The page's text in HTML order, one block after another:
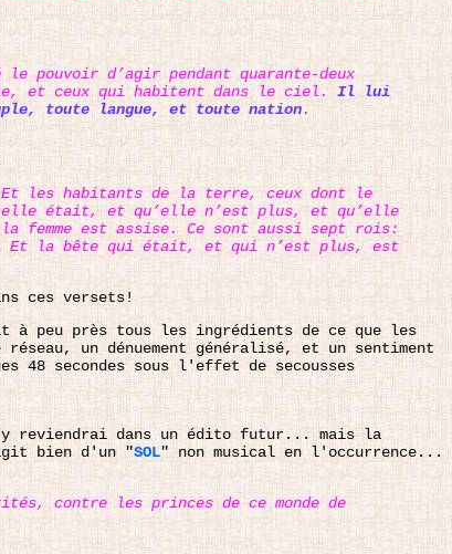
pouvoir d’agir pendant quarante-deux
et ceux qui habitent dans le ciel. Il lui
toute langue, et toute nation.
les habitants de la terre, ceux dont le
était, et qu’elle n’est plus, et qu’elle
femme est assise. Ce sont aussi sept rois:
Et la bête qui était, et qui n’est plus, est
ces versets!
à peu près tous les ingrédients de ce que les
un dénuement généralisé, et un sentiment
48 secondes sous l'effet de secousses
reviendrai dans un édito futur... mais la
bien d'un "SOL" non musical en l'occurrence...
contre les princes de ce monde de